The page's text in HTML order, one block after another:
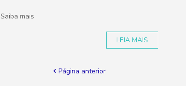
Saiba mais
LEIA MAIS
Página anterior